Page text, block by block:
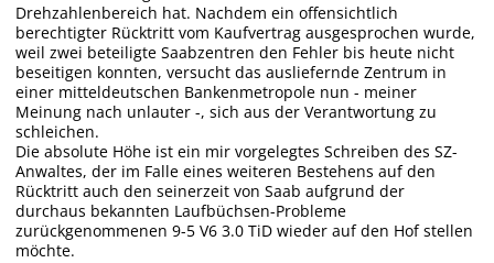
Drehzahlenbereich hat. Nachdem ein offensichtlich
berechtigter Rücktritt vom Kaufvertrag ausgesprochen wurde,
weil zwei beteiligte Saabzentren den Fehler bis heute nicht
beseitigen konnten, versucht das ausliefernde Zentrum in
einer mitteldeutschen Bankenmetropole nun - meiner
Meinung nach unlauter -, sich aus der Verantwortung zu
schleichen.
Die absolute Höhe ist ein mir vorgelegtes Schreiben des SZ-
Anwaltes, der im Falle eines weiteren Bestehens auf den
Rücktritt auch den seinerzeit von Saab aufgrund der
durchaus bekannten Laufbüchsen-Probleme
zurückgenommenen 9-5 V6 3.0 TiD wieder auf den Hof stellen
möchte.